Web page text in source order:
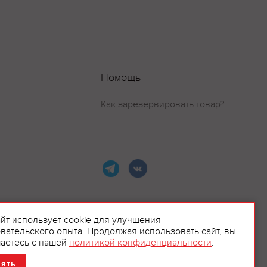
Помощь
Как зарезервировать товар?
использует cookie для улучшения
опыта. Продолжая использовать сайт, вы
с нашей политикой конфиденциальности.